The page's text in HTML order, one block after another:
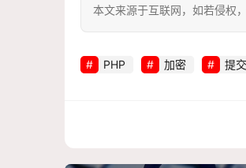
本文来源于互联网，如若侵
PHP 加密 提